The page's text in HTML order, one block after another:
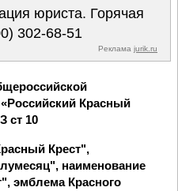
юриста. Горячая
302-68-51
Реклама jurik.ru
Красный
ст 10
Крест",
наименование
эмблема Красного